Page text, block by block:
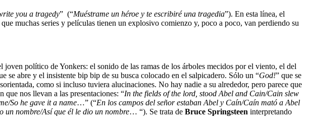
you a tragedy” (“Muéstrame un héroe y te escribiré una tragedia”). En esta línea, el
muchas series y películas tienen un explosivo comienzo y, poco a poco, van perdiendo su
político de Yonkers: el sonido de las ramas de los árboles mecidos por el viento, el del
se abre y el insistente bip bip de su busca colocado en el salpicadero. Sólo un “God!” que se
como si incluso tuviera alucinaciones. No hay nadie a su alrededor, pero parece que
nos llevan a las presentaciones: “In the fields of the lord, stood Abel and Cain/Cain slew
So he gave it a name…” (“En los campos del señor estaban Abel y Caín/Caín mató a Abel
nombre/Así que él le dio un nombre… “). Se trata de Bruce Springsteen interpretando